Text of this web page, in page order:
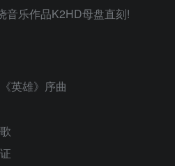
音乐作品K2HD母盘直刻!
英雄》序曲